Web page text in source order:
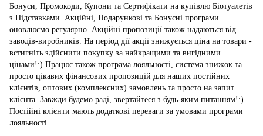
Бонуси, Промокоди, Купони та Сертифікати на купівлю Біотуалетів
з Підставками. Акційні, Подарункові та Бонусні програми
оновлюємо регулярно. Акційні пропозиції також надаються від
заводів-виробників. На період дії акції знижується ціна на товари -
встигніть здійснити покупку за найкращими та вигідними
цінами!:) Працює також програма лояльності, система знижок та
просто цікавих фінансових пропозицій для наших постійних
клієнтів, оптових (комплексних) замовлень та просто на запит
клієнта. Завжди будемо раді, звертайтеся з будь-яким питанням!:)
Постійні клієнти мають додаткові переваги за умовами програми
лояльності.